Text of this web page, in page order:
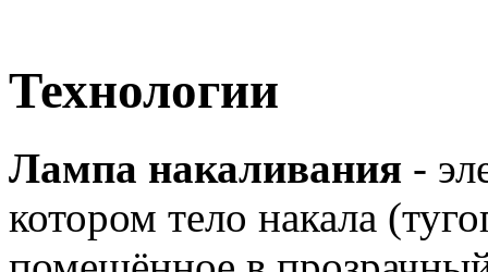
Технологии
Лампа накаливания -
котором тело накала